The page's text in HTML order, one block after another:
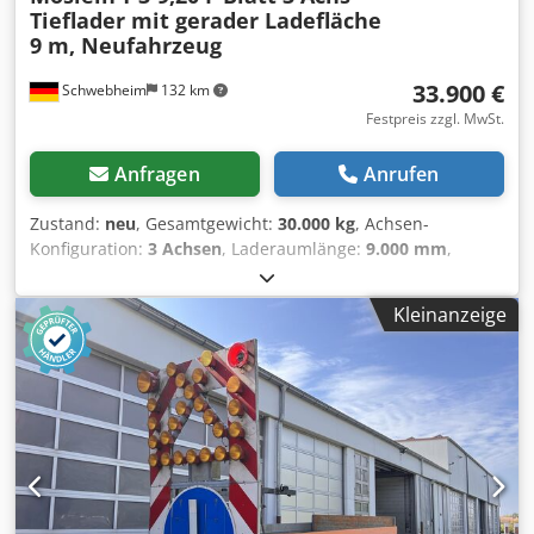
Schwebheim 132 km
Tieflader mit gerader Ladefläche
9 m, Neufahrzeug
33.900 €
Festpreis zzgl. MwSt.
Anfragen Anrufen
Zustand: neu, Gesamtgewicht: 30.000 kg, Achsen-
Konfiguration: 3 Achsen, Laderaumlänge: 9.000 mm,
, Federung:
235/75 R 17,5, Farbe:Sonstige, Getriebetyp:Sonstige,
Vorderreifengröße:235/75 R 17,5
, Hinterreifengröße:
235/75 R 17,5
, Fahrerkabine:Sonstige
keine, Kraftstoff:Biodiesel, Ausstattung:ABS,
Druckluftbremse , Ladeflächenlänge 9.000 mm, Ladehöhe
bel. ca. 900 mm , 20 x Zurrösen je 10 t , 16 x
Rungentaschen im Aussenrahmen, Auffahrrampen (ca.
3.000 x 750 mm), Auffahrrampen seitlich verstellbar,
Federheber für 1 teilige Rampen, Holzboden 70 mm stark,
Staukiste mit Deckel für Zurrketten oder Spanngurte,
Kleinanzeige